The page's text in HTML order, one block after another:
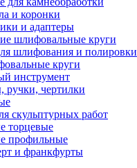
и коронки
и адаптеры
шлифовальные круги
шлифования и полировки
круги
инструмент
ручки, чертилки
скульптурных работ
торцевые
профильные
и франкфурты